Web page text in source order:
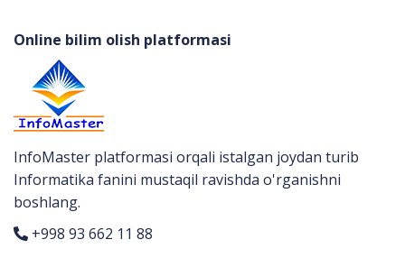
Online bilim olish platformasi
InfoMaster platformasi orqali istalgan joydan turib
Informatika fanini mustaqil ravishda o'rganishni
boshlang.
+998 93 662 11 88